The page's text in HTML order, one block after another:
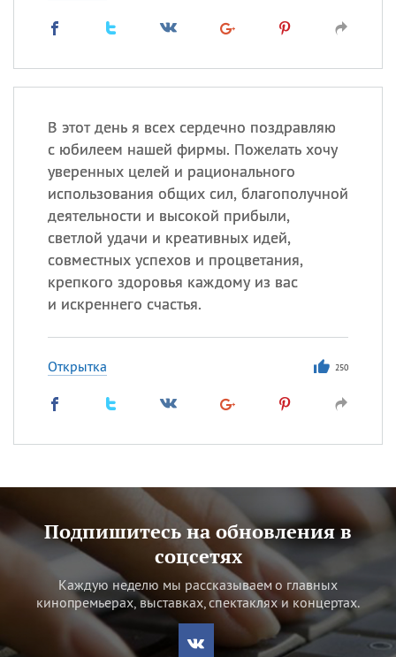
В этот день я всех сердечно поздравляю
с юбилеем нашей фирмы. Пожелать хочу
уверенных целей и рационального
использования общих сил, благополучной
деятельности и высокой прибыли,
светлой удачи и креативных идей,
совместных успехов и процветания,
крепкого здоровья каждому из вас
и искреннего счастья.
Открытка 250
Подпишитесь на обновления в
соцсетях
Каждую неделю мы рассказываем о главных
кинопремьерах, выставках, спектаклях и концертах.